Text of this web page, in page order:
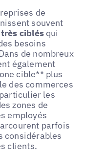
de
souvent
ciblésqui
besoins
de nombreux
également
cible** plus
des commerces
les
zones de
employés
parfois
considérables
clients.